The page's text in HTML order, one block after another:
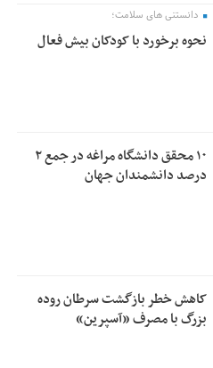
دانستنی های سلامت؛
نحوه برخورد با کودکان بیش فعال
۱۰ محقق دانشگاه مراغه در جمع ۲
درصد دانشمندان جهان
کاهش خطر بازگشت سرطان روده
بزرگ با مصرف «آسپرین»